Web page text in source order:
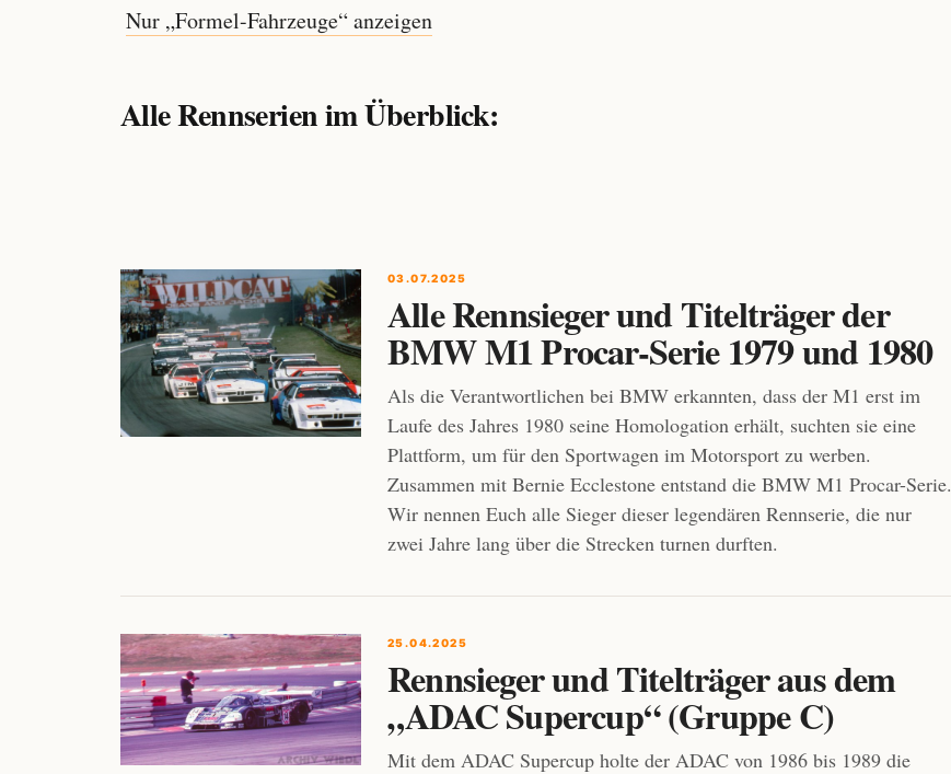
Nur „Formel-Fahrzeuge“ anzeigen
Alle Rennserien im Überblick:
03.07.2025
Alle Rennsieger und Titelträger der
BMW M1 Procar-Serie 1979 und 1980
Als die Verantwortlichen bei BMW erkannten, dass der M1 erst im
Laufe des Jahres 1980 seine Homologation erhält, suchten sie eine
Plattform, um für den Sportwagen im Motorsport zu werben.
Zusammen mit Bernie Ecclestone entstand die BMW M1 Procar-Serie.
Wir nennen Euch alle Sieger dieser legendären Rennserie, die nur
zwei Jahre lang über die Strecken turnen durften.
25.04.2025
Rennsieger und Titelträger aus dem
„ADAC Supercup“ (Gruppe C)
Mit dem ADAC Supercup holte der ADAC von 1986 bis 1989 die